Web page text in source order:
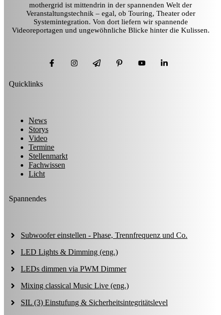
mothergrid ist mittendrin in der spannenden Welt der
Veranstaltungstechnik – egal, ob Touring, Theater oder
Systemintegration. Von dort liefern wir spannende
Videoreportagen und ungewöhnliche Blicke hinter die Kulissen.
Quicklinks
News
Storys
Video
Termine
Stellenmarkt
Fachwissen
Licht
Spannendes
Subwoofer einstellen - Phase, Trennfrequenz und Co.
LED Lights & Dimming (eng.)
LEDs dimmen via PWM Dimmer
Mixing classical Music Live (eng.)
SIL (3) Einstufung & Sicherheitsintegritätslevel